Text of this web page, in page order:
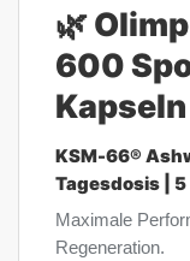
🌿
600
Kapseln
KSM-66®
Tagesdosis |
Maximale
Regeneration.